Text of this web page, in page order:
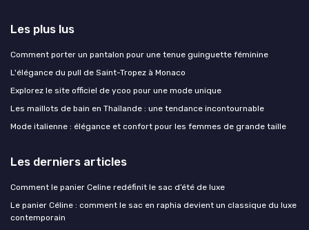
Les plus lus
Comment porter un pantalon pour une tenue guinguette féminine
L'élégance du pull de Saint-Tropez à Monaco
Explorez le site officiel de ycoo pour une mode unique
Les maillots de bain en Thaïlande : une tendance incontournable
Mode italienne : élégance et confort pour les femmes de grande taille
Les derniers articles
Comment le panier Celine redéfinit le sac d’été de luxe
Le panier Céline : comment le sac en raphia devient un classique du luxe
contemporain